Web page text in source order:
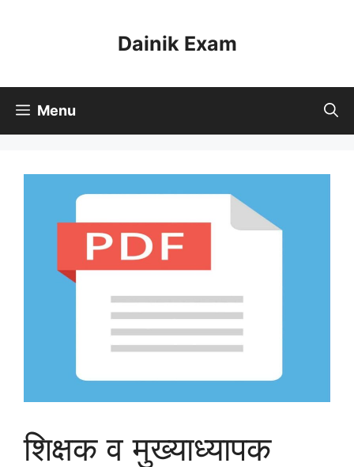
Dainik Exam
Menu
शिक्षक व मुख्याध्यापक